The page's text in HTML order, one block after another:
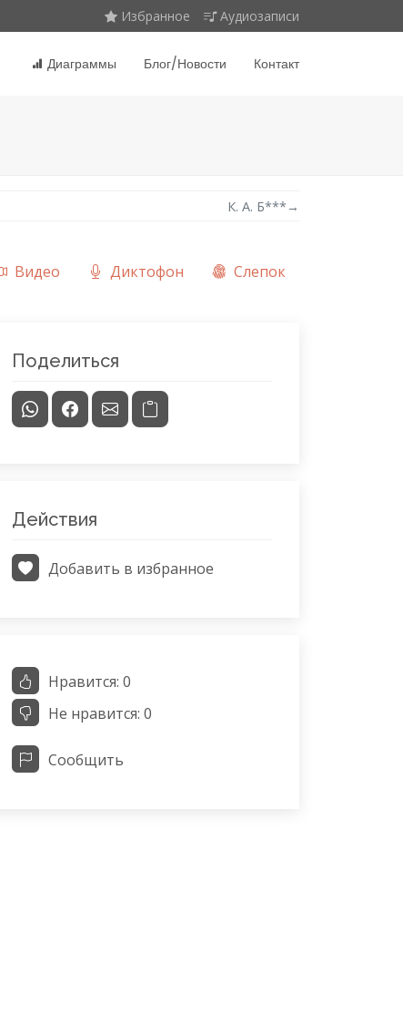
Избранное Аудиозаписи
Диаграммы Блог/Новости Контакт
К. А. Б*** →
Видео Диктофон Слепок
Поделиться
Действия
Добавить в избранное
Нравится: 0
Не нравится: 0
Сообщить